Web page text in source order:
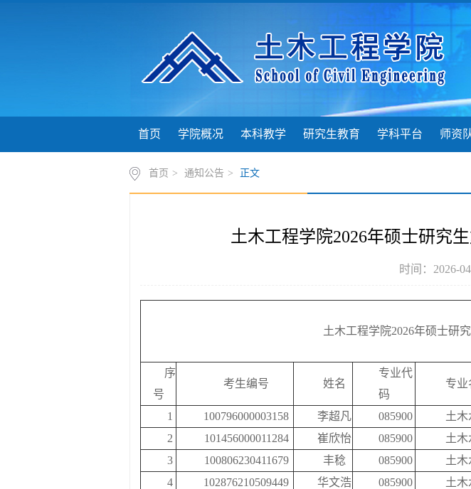
首页 学院概况 本科教学 研究生教育 学科平台 师资
首页 > 通知公告 > 正文
土木工程学院2026年硕士研究
时间：2026-
土木工程学院2026年硕士研
序
号
考生编号 姓名
专业代
码
专业
1 100796000003158 李超凡 085900 土木
2
101456000011284 崔欣怡 085900 土木
3
100806230411679 丰稔 085900 土木
4
102876210509449 华文浩 085900 土木